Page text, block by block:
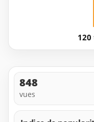
120
848
vues